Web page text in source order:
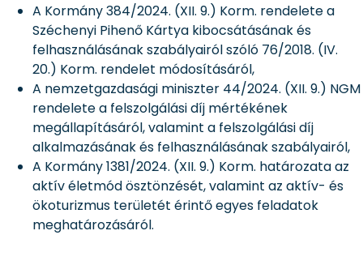
A Kormány 384/2024. (XII. 9.) Korm. rendelete a
Széchenyi Pihenő Kártya kibocsátásának és
felhasználásának szabályairól szóló 76/2018. (IV.
20.) Korm. rendelet módosításáról,
A nemzetgazdasági miniszter 44/2024. (XII. 9.) NGM
rendelete a felszolgálási díj mértékének
megállapításáról, valamint a felszolgálási díj
alkalmazásának és felhasználásának szabályairól,
A Kormány 1381/2024. (XII. 9.) Korm. határozata az
aktív életmód ösztönzését, valamint az aktív- és
ökoturizmus területét érintő egyes feladatok
meghatározásáról.